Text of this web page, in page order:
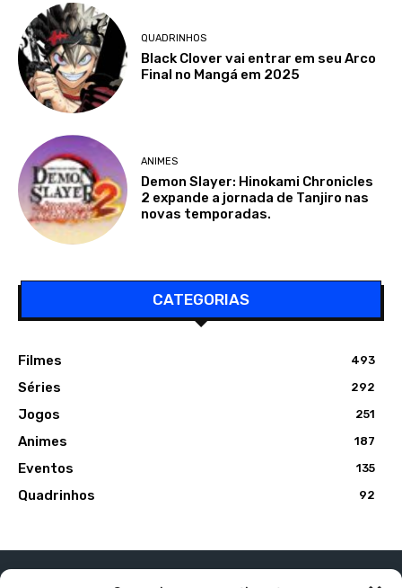
QUADRINHOS
Black Clover vai entrar em seu Arco
Final no Mangá em 2025
ANIMES
Demon Slayer: Hinokami Chronicles
2 expande a jornada de Tanjiro nas
novas temporadas.
CATEGORIAS
Filmes 493
Séries 292
Jogos 251
Animes 187
Eventos 135
Quadrinhos 92